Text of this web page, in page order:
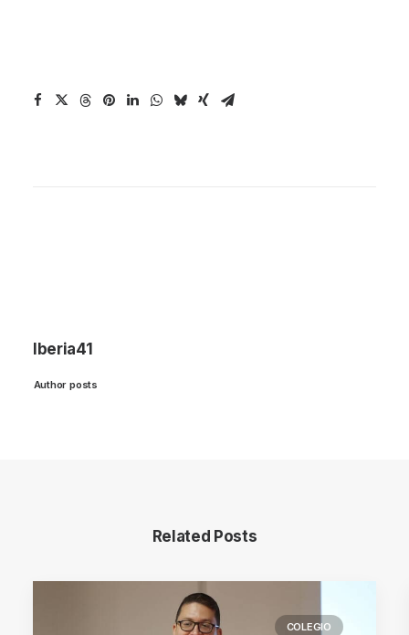
Iberia41
Author posts
Related Posts
COLEGIO